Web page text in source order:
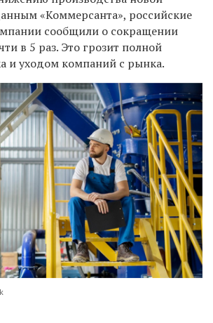
«Коммерсанта», российские
сообщили о сокращении
в 5 раз. Это грозит полной
и уходом компаний с рынка.